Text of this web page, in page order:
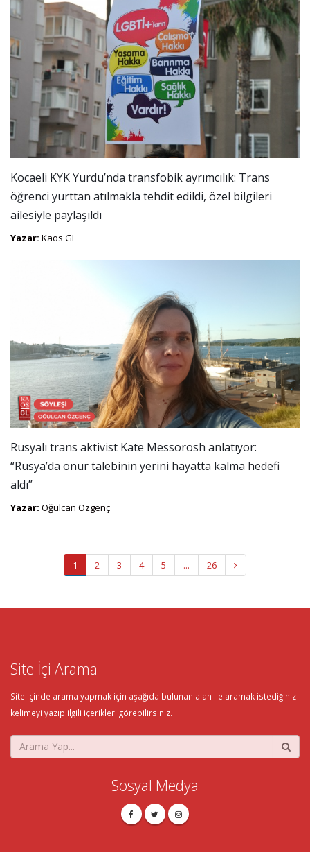
Kocaeli KYK Yurdu’nda transfobik ayrımcılık: Trans
öğrenci yurttan atılmakla tehdit edildi, özel bilgileri
ailesiyle paylaşıldı
Yazar: Kaos GL
Rusyalı trans aktivist Kate Messorosh anlatıyor:
“Rusya’da onur talebinin yerini hayatta kalma hedefi
aldı”
Yazar: Oğulcan Özgenç
1 2 3 4 5 ... 26
Site İçi Arama
Site içinde arama yapmak için aşağıda bulunan alan ile aramak istediğiniz
kelimeyi yazıp ilgili içerikleri görebilirsiniz.
Sosyal Medya